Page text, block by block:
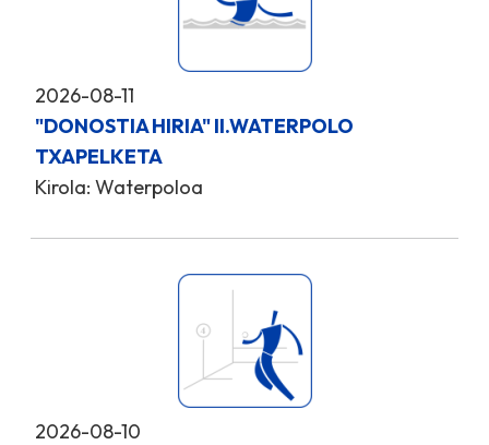
2026-08-11
"DONOSTIA HIRIA" II.WATERPOLO
TXAPELKETA
Kirola: Waterpoloa
2026-08-10